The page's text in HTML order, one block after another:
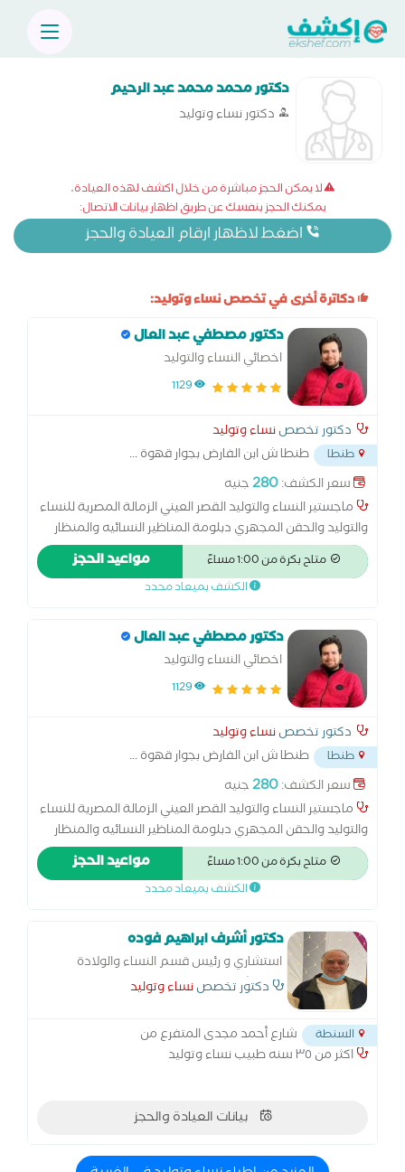
دكتور محمد محمد عبد الرحيم
دكتور نساء وتوليد
لا يمكن الحجز مباشرة من خلال اكشف لهذه العيادة،
يمكنك الحجز بنفسك عن طريق اظهار بيانات الاتصال:
اضغط لاظهار ارقام العيادة والحجز
دكاترة أخرى في تخصص نساء وتوليد:
دكتور مصطفي عبد العال
اخصائي النساء والتوليد
1129
دكتور تخصصنساء وتوليد
طنطا طنطا ش ابن الفارض بجوار قهوة...
سعر الكشف:280جنيه
ماجستير النساء والتوليد القصر العيني الزمالة المصرية للنساء
والتوليد والحقن المجهري دبلومة المناظير النسائيه والمنظار
الرحمي جامعة عين شمس
متاح بكرة من 1:00 مساءً مواعيد الحجز
الكشف بميعاد محدد
دكتور مصطفي عبد العال
اخصائي النساء والتوليد
1129
دكتور تخصصنساء وتوليد
طنطا طنطا ش ابن الفارض بجوار قهوة...
سعر الكشف:280جنيه
ماجستير النساء والتوليد القصر العيني الزمالة المصرية للنساء
والتوليد والحقن المجهري دبلومة المناظير النسائيه والمنظار
الرحمي جامعة عين شمس
متاح بكرة من 1:00 مساءً مواعيد الحجز
الكشف بميعاد محدد
دكتور أشرف ابراهيم فوده
استشاري و رئيس قسم النساء والولادة
بمستشفي السنطة
دكتور تخصصنساء وتوليد
السنطة
شارع أحمد مجدى المتفرع من
اكثر من ٣٥ سنه طبيب نساء وتوليد
بيانات العيادة والحجز